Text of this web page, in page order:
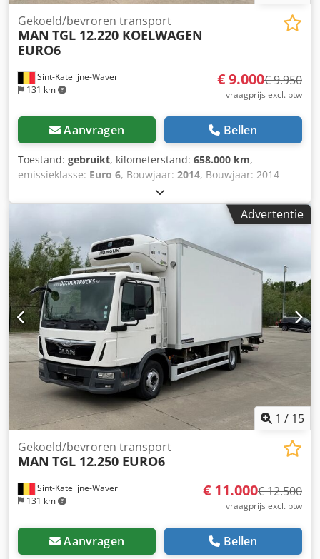
Sint-Katelijne-Waver
131 km
Gekoeld/bevroren transport
MAN TGL 12.220 KOELWAGEN
EURO6
€ 9.000€ 9.950
vraagprijs excl. btw
Aanvragen Bellen
Toestand: gebruikt, kilometerstand: 658.000 km,
emissieklasse: Euro 6, Bouwjaar: 2014, Bouwjaar: 2014
Advertentie
1 / 15
Sint-Katelijne-Waver
131 km
Gekoeld/bevroren transport
MAN TGL 12.250 EURO6
€ 11.000€ 12.500
vraagprijs excl. btw
Aanvragen Bellen